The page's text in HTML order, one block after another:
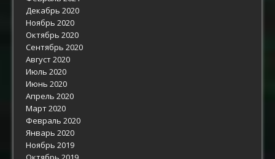
Декабрь 2020
Ноябрь 2020
Октябрь 2020
Сентябрь 2020
Август 2020
Июль 2020
Июнь 2020
Апрель 2020
Март 2020
Февраль 2020
Январь 2020
Ноябрь 2019